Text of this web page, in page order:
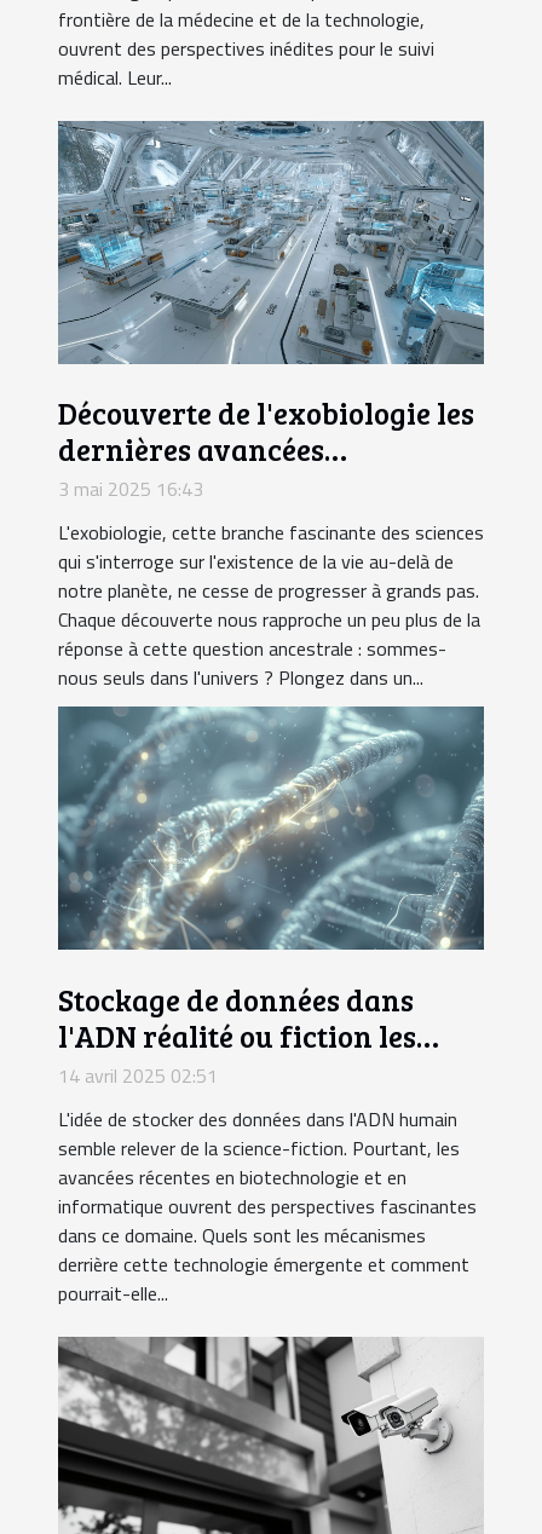
frontière de la médecine et de la technologie,
ouvrent des perspectives inédites pour le suivi
médical. Leur...
Découverte de l'exobiologie les
dernières avancées
scientifiques
3 mai 2025 16:43
L'exobiologie, cette branche fascinante des sciences
qui s'interroge sur l'existence de la vie au-delà de
notre planète, ne cesse de progresser à grands pas.
Chaque découverte nous rapproche un peu plus de la
réponse à cette question ancestrale : sommes-
nous seuls dans l'univers ? Plongez dans un...
Stockage de données dans
l'ADN réalité ou fiction les
dernières recherches qui
pourraient révolutionner
l'informatique
14 avril 2025 02:51
L'idée de stocker des données dans l'ADN humain
semble relever de la science-fiction. Pourtant, les
avancées récentes en biotechnologie et en
informatique ouvrent des perspectives fascinantes
dans ce domaine. Quels sont les mécanismes
derrière cette technologie émergente et comment
pourrait-elle...